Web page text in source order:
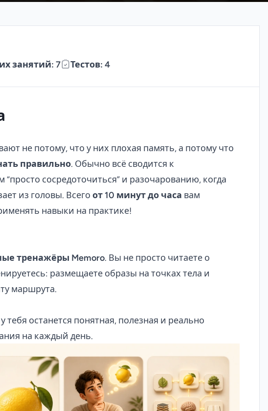
занятий: 7 Тестов: 4
не потому, что у них плохая память, а потому что
правильно . Обычно всё сводится к
сосредоточиться” и разочарованию, когда
из головы. Всего от 10 минут до часа вам
навыки на практике!
тренажёры Memoro . Вы не просто читаете о
размещаете образы на точках тела и
маршрута.
тебя останется понятная, полезная и реально
на каждый день.